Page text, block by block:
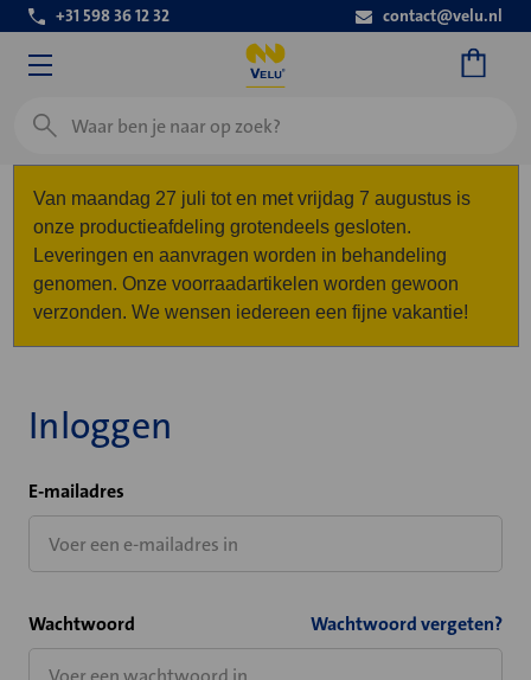
+31 598 36 12 32 contact@velu.nl
Zoeken
Van maandag 27 juli tot en met vrijdag 7 augustus is
onze productieafdeling grotendeels gesloten.
Leveringen en aanvragen worden in behandeling
genomen. Onze voorraadartikelen worden gewoon
verzonden. We wensen iedereen een fijne vakantie!
Inloggen
E-mailadres
Wachtwoord Wachtwoord vergeten?